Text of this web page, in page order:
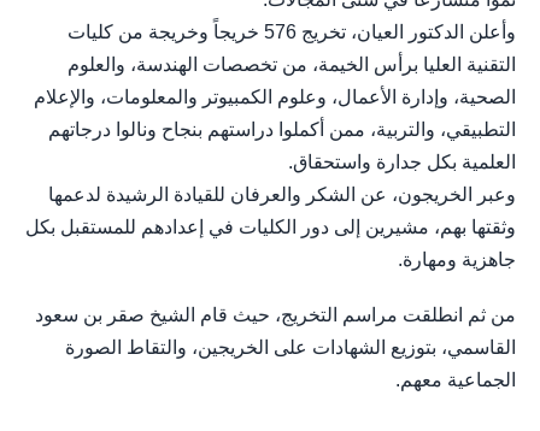
وأعلن الدكتور العيان، تخريج 576 خريجاً وخريجة من كليات
التقنية العليا برأس الخيمة، من تخصصات الهندسة، والعلوم
الصحية، وإدارة الأعمال، وعلوم الكمبيوتر والمعلومات، والإعلام
التطبيقي، والتربية، ممن أكملوا دراستهم بنجاح ونالوا درجاتهم
العلمية بكل جدارة واستحقاق.
وعبر الخريجون، عن الشكر والعرفان للقيادة الرشيدة لدعمها
وثقتها بهم، مشيرين إلى دور الكليات في إعدادهم للمستقبل بكل
جاهزية ومهارة.
من ثم انطلقت مراسم التخريج، حيث قام الشيخ صقر بن سعود
القاسمي، بتوزيع الشهادات على الخريجين، والتقاط الصورة
الجماعية معهم.